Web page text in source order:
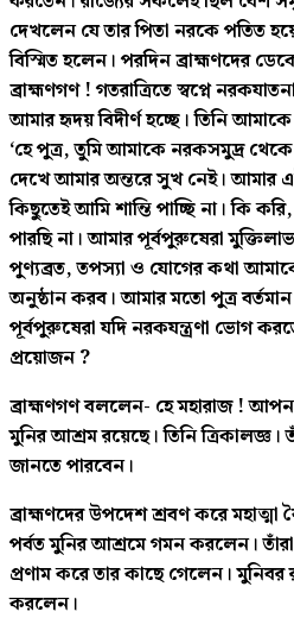
দেখলেন যে তার পিতা নরকে পতিত
বিস্মিত হলেন। পরদিন ব্রাহ্মণদের
ব্রাহ্মণগণ ! গতরাত্রিতে স্বপ্নে
আমার হৃদয় বিদীর্ণ হচ্ছে। তিনি
‘হে পুত্র, তুমি আমাকে নরকসমুদ্র থেকে
দেখে আমার অন্তরে সুখ নেই। আমার এই
কিছুতেই আমি শান্তি পাচ্ছি না। কি
পারছি না। আমার পূর্বপুরুষেরা
পুণ্যব্রত, তপস্যা ও যোগের কথা
অনুষ্ঠান করব। আমার মতো পুত্র বর্তমান
পূর্বপুরুষেরা যদি নরকযন্ত্রণা ভোগ
প্রয়োজন ?
ব্রাহ্মণগণ বললেন- হে মহারাজ !
মুনির আশ্রম রয়েছে। তিনি
জানতে পারবেন।
ব্রাহ্মণদের উপদেশ শ্রবণ করে মহাত্মা
পর্বত মুনির আশ্রমে গমন করলেন।
প্রণাম করে তার কাছে গেলেন। মুনিবর
করলেন।